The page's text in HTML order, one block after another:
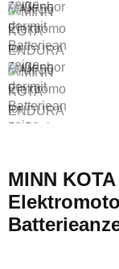
MINN